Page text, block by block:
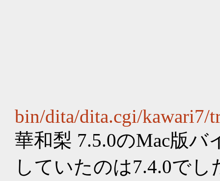
bin/dita/dita.cgi/kawari7/
華和梨 7.5.0のMac版
していたのは7.4.0でし